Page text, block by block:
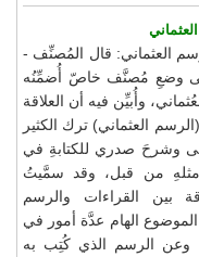
العثماني: قال المُصنِّف -
إلى وضعِ مُصنَّف خاصّ أُضمِّنُه
وأُبيِّن فيه أن العلاقة
العثماني) ترك الكثير
وشرحَ صدري للكتابةِ في
مثلهِ من قبل، وقد سمَّيتُ
بين القراءات والرسم
الهام عدَّة أمور في
وعن الرسم الذي كُتِب به